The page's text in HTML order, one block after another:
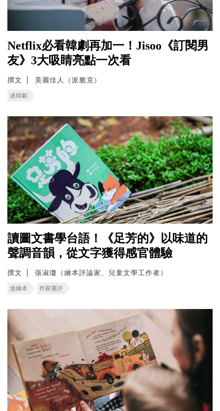
Netflix必看韓劇再加一！Jisoo《訂閱男
友》3大吸睛亮點一次看
撰文 美麗佳人（派脆克）
迷韓劇
讀圖文書學台語！《足芳的》以味道的
聲調音韻，從文字獲得感官體驗
撰文 張淑瓊（繪本評論家、兒童文學工作者）
迷繪本 作家書評